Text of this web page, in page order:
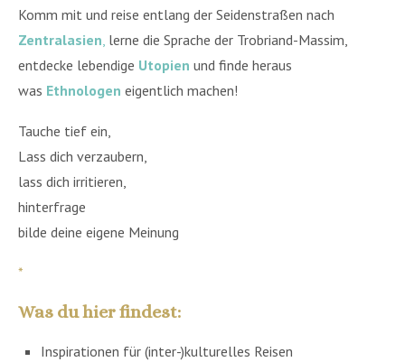
Komm mit und reise entlang der Seidenstraßen nach
Zentralasien, lerne die Sprache der Trobriand-Massim,
entdecke lebendige Utopien und finde heraus
was Ethnologen eigentlich machen!
Tauche tief ein,
Lass dich verzaubern,
lass dich irritieren,
hinterfrage
bilde deine eigene Meinung
*
Was du hier findest:
Inspirationen für (inter-)kulturelles Reisen